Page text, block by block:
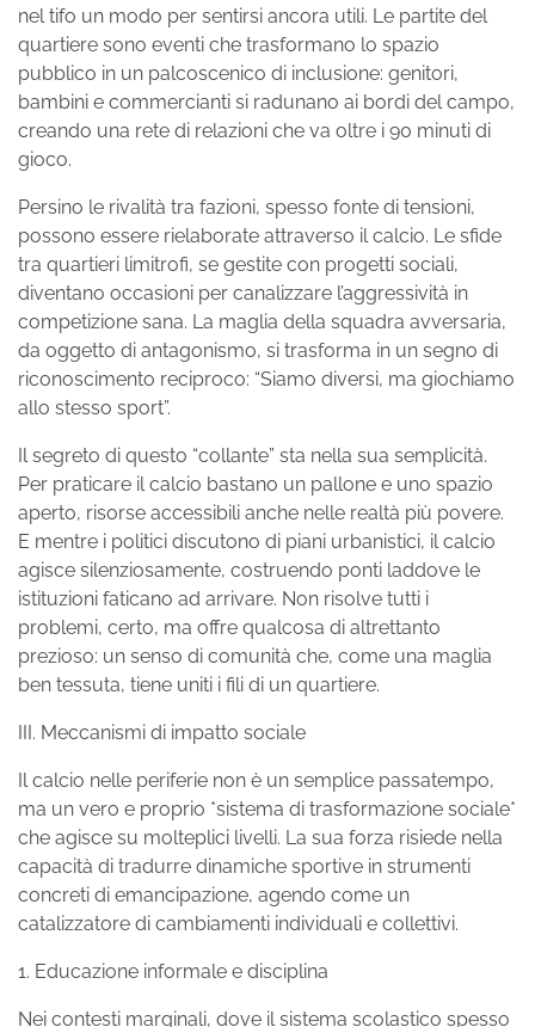
nel tifo un modo per sentirsi ancora utili. Le partite del
quartiere sono eventi che trasformano lo spazio
pubblico in un palcoscenico di inclusione: genitori,
bambini e commercianti si radunano ai bordi del campo,
creando una rete di relazioni che va oltre i 90 minuti di
gioco.
Persino le rivalità tra fazioni, spesso fonte di tensioni,
possono essere rielaborate attraverso il calcio. Le sfide
tra quartieri limitrofi, se gestite con progetti sociali,
diventano occasioni per canalizzare l’aggressività in
competizione sana. La maglia della squadra avversaria,
da oggetto di antagonismo, si trasforma in un segno di
riconoscimento reciproco: “Siamo diversi, ma giochiamo
allo stesso sport”.
Il segreto di questo “collante” sta nella sua semplicità.
Per praticare il calcio bastano un pallone e uno spazio
aperto, risorse accessibili anche nelle realtà più povere.
E mentre i politici discutono di piani urbanistici, il calcio
agisce silenziosamente, costruendo ponti laddove le
istituzioni faticano ad arrivare. Non risolve tutti i
problemi, certo, ma offre qualcosa di altrettanto
prezioso: un senso di comunità che, come una maglia
ben tessuta, tiene uniti i fili di un quartiere.
III. Meccanismi di impatto sociale
Il calcio nelle periferie non è un semplice passatempo,
ma un vero e proprio *sistema di trasformazione sociale*
che agisce su molteplici livelli. La sua forza risiede nella
capacità di tradurre dinamiche sportive in strumenti
concreti di emancipazione, agendo come un
catalizzatore di cambiamenti individuali e collettivi.
1. Educazione informale e disciplina
Nei contesti marginali, dove il sistema scolastico spesso